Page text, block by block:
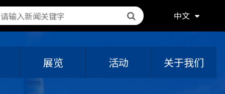
中文
展览 活动 关于我们